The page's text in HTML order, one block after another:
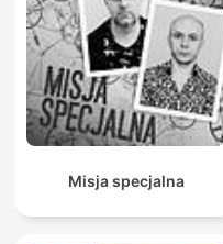
Misja specjalna